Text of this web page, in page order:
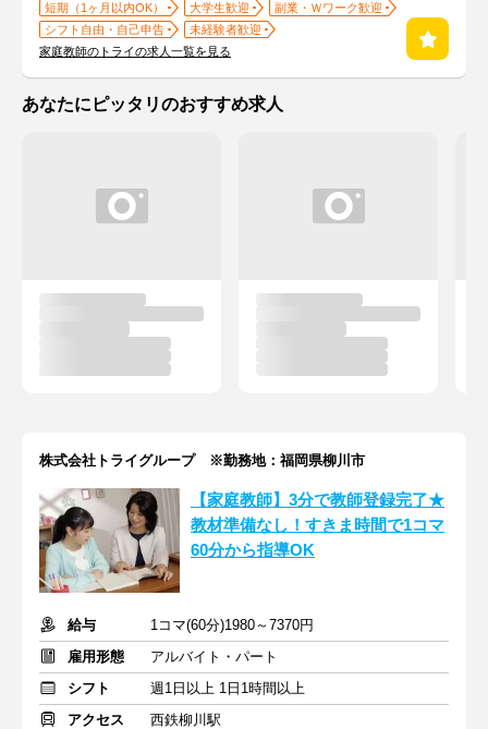
短期（1ヶ月以内OK） 大学生歓迎
副業・Ｗワーク歓迎
シフト自由・自己申告
未経験者歓迎
家庭教師のトライの求人一覧を見る
あなたにピッタリのおすすめ求人
株式会社トライグループ ※勤務地：福岡県柳川市
【家庭教師】3分で教師登録完了★
教材準備なし！すきま時間で1コマ
60分から指導OK
給与
1コマ(60分)1980～7370円
雇用形態
アルバイト・パート
シフト
週1日以上 1日1時間以上
アクセス
西鉄柳川駅